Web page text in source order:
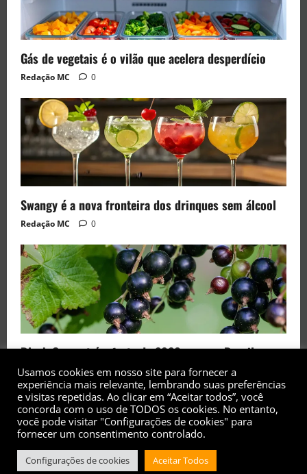
Gás de vegetais é o vilão que acelera desperdício
Redação MC 0
Swangy é a nova fronteira dos drinques sem álcool
Redação MC 0
Black Currant é a fruta de 2026 rara no Brasil
Redação MC 0
Copyright© 2017 - 2026 - Todos os direitos
Usamos cookies em nosso site para fornecer a
experiência mais relevante, lembrando suas preferências
e visitas repetidas. Ao clicar em “Aceitar todos”, você
concorda com o uso de TODOS os cookies. No entanto,
você pode visitar "Configurações de cookies" para
fornecer um consentimento controlado.
Configurações de cookies Aceitar Todos